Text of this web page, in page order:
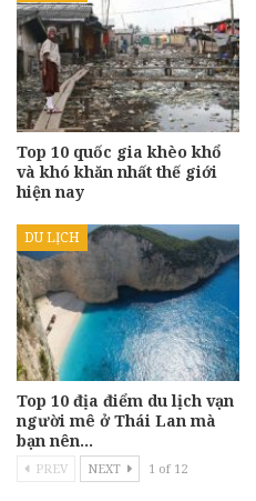
Top 10 quốc gia khèo khổ
và khó khăn nhất thế giới
hiện nay
DU LỊCH
Top 10 địa điểm du lịch vạn
người mê ở Thái Lan mà
bạn nên…
PREV NEXT 1 of 12